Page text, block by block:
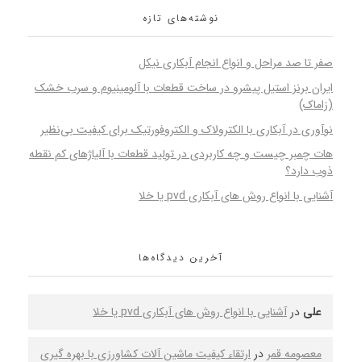
نوشته‌های تازه
صفر تا صد مراحل و انواع انجام آبکاری نیکل
ایران برنز استیل پیشرو در ساخت قطعات با آلومینیوم و سرب خشک
(زاماک)
نوآوری در آبکاری با الکترولاک و الکتروفورتیک برای کیفیت بی‌نظیر
هات چمبر چیست و چه کاربردی در تولید قطعات با آلیاژهای کم نقطه
ذوب دارد؟
آشنایی با انواع روش های آبکاری pvd یا خلا
آخرین دیدگاه‌ها
علی درآشنایی با انواع روش های آبکاری pvd یا خلا
معصومه قمر در ارتقاء کیفیت ماشین‌ آلات کشاورزی با بهره‌ گیری